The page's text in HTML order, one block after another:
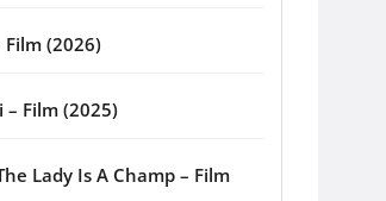
(2026)
Film (2025)
Lady Is A Champ – Film